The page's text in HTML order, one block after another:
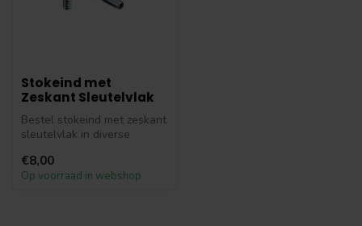
Stokeind met
Zeskant Sleutelvlak
Bestel stokeind met zeskant
sleutelvlak in diverse
€8,00
Op voorraad in webshop